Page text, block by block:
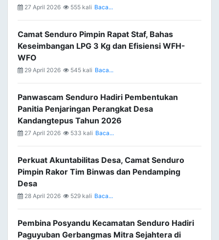
27 April 2026 555 kali Baca...
Camat Senduro Pimpin Rapat Staf, Bahas
Keseimbangan LPG 3 Kg dan Efisiensi WFH-
WFO
29 April 2026 545 kali Baca...
Panwascam Senduro Hadiri Pembentukan
Panitia Penjaringan Perangkat Desa
Kandangtepus Tahun 2026
27 April 2026 533 kali Baca...
Perkuat Akuntabilitas Desa, Camat Senduro
Pimpin Rakor Tim Binwas dan Pendamping
Desa
28 April 2026 529 kali Baca...
Pembina Posyandu Kecamatan Senduro Hadiri
Paguyuban Gerbangmas Mitra Sejahtera di